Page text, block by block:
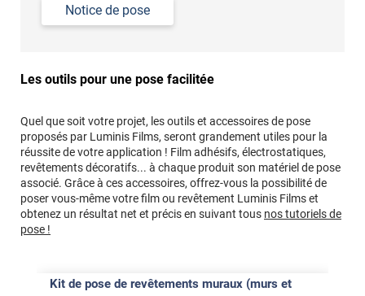
Notice de pose
Les outils pour une pose facilitée
Quel que soit votre projet, les outils et accessoires de pose
proposés par Luminis Films, seront grandement utiles pour la
réussite de votre application ! Film adhésifs, électrostatiques,
revêtements décoratifs... à chaque produit son matériel de pose
associé. Grâce à ces accessoires, offrez-vous la possibilité de
poser vous-même votre film ou revêtement Luminis Films et
obtenez un résultat net et précis en suivant tous nos tutoriels de
pose !
Kit de pose de revêtements muraux (murs et